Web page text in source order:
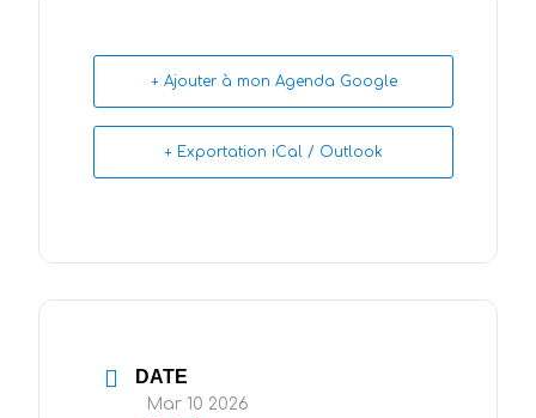
+ Ajouter à mon Agenda Google
+ Exportation iCal / Outlook
DATE
Mar 10 2026